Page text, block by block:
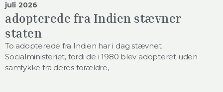
juli 2026
adopterede fra Indien stævner
staten
To adopterede fra Indien har i dag stævnet
Socialministeriet, fordi de i 1980 blev adopteret uden
samtykke fra deres forældre,